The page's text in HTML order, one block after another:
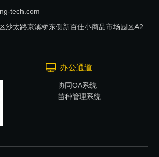
tech.com
沙太路京溪桥东侧新百佳小商品市场园区A2
办公通道
协同OA系统
苗种管理系统